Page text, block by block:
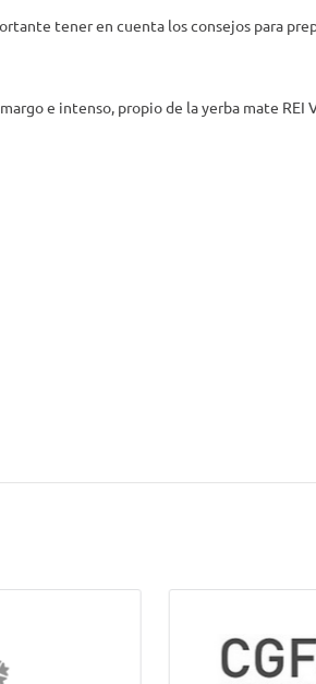
tener en cuenta los consejos para
e intenso, propio de la yerba mate REI